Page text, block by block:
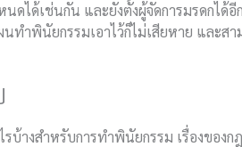
นดได้เช่นกัน และยังตั้งผู้จัดการมรดกไ
นทำพินัยกรรมเอาไว้ก็ไม่เสียหาย และส
รบ้างสำหรับการทำพินัยกรรม เรื่องของ